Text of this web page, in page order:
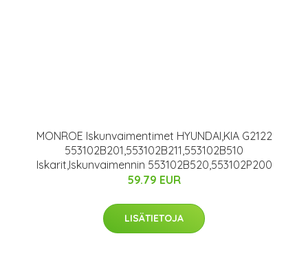
MONROE Iskunvaimentimet HYUNDAI,KIA G2122
553102B201,553102B211,553102B510
Iskarit,Iskunvaimennin 553102B520,553102P200
59.79 EUR
LISÄTIETOJA